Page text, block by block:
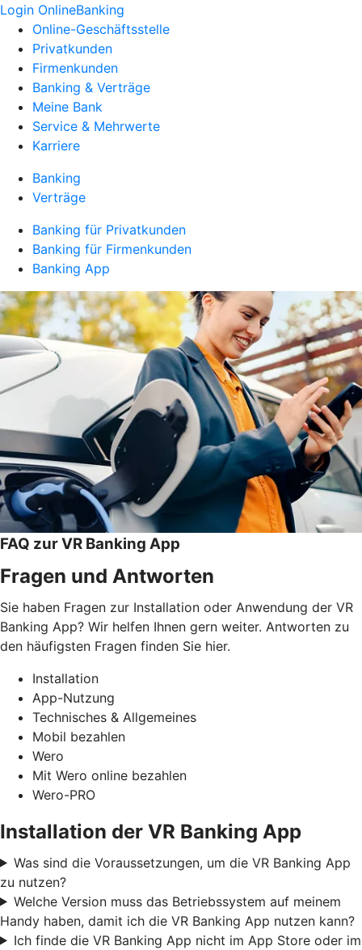
Login OnlineBanking
Online-Geschäftsstelle
Privatkunden
Firmenkunden
Banking & Verträge
Meine Bank
Service & Mehrwerte
Karriere
Banking
Verträge
Banking für Privatkunden
Banking für Firmenkunden
Banking App
FAQ zur VR Banking App
Fragen und Antworten
Sie haben Fragen zur Installation oder Anwendung der VR
Banking App? Wir helfen Ihnen gern weiter. Antworten zu
den häufigsten Fragen finden Sie hier.
Installation
App-Nutzung
Technisches & Allgemeines
Mobil bezahlen
Wero
Mit Wero online bezahlen
Wero-PRO
Installation der VR Banking App
Was sind die Voraussetzungen, um die VR Banking App
zu nutzen?
Welche Version muss das Betriebssystem auf meinem
Handy haben, damit ich die VR Banking App nutzen kann?
Ich finde die VR Banking App nicht im App Store oder im